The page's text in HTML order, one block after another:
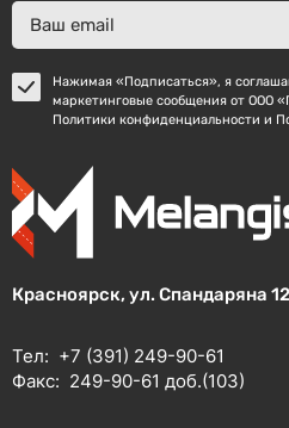
Нажимая «Подписаться», я
маркетинговые сообщения от ООО
Политики конфиденциальности и
Красноярск, ул. Спандаряна
Тел: +7 (391) 249-90-61
Факс: 249-90-61 доб.(103)